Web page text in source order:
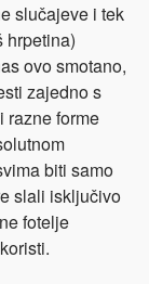
slučajeve i tek
hrpetina)
ovo smotano,
zajedno s
razne forme
biti samo
slali isključivo
fotelje